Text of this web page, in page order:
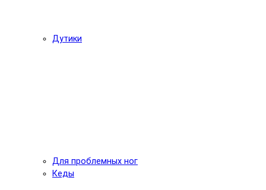
Дутики
Для проблемных ног
Кеды